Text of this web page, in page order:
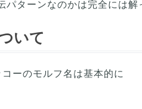
パターンなのかは完全には解
いて
ーのモルフ名は基本的に